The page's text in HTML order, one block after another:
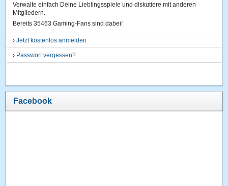
Verwalte einfach Deine Lieblingsspiele und diskutiere mit anderen
Mitgliedern.
Bereits 35463 Gaming-Fans sind dabei!
›Jetzt kostenlos anmelden
› Passwort vergessen?
Facebook